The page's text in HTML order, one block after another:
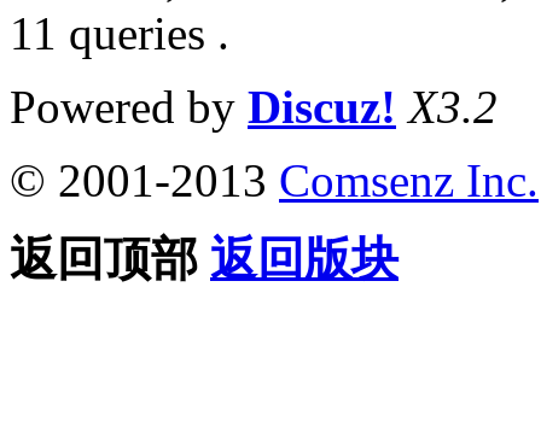
11 queries .
Powered by Discuz! X3.2
© 2001-2013 Comsenz Inc.
返回顶部 返回版块